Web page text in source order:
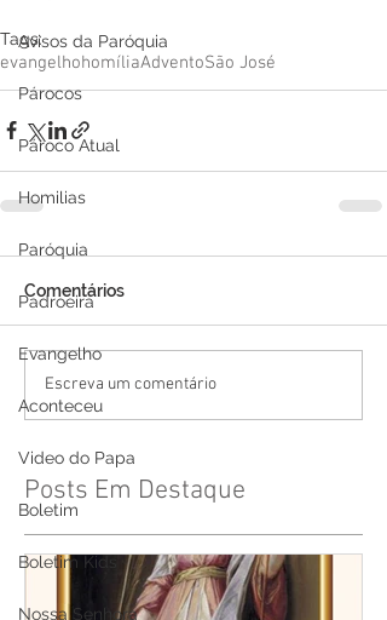
Avisos da Paróquia
Párocos
Pároco Atual
Homilias
Paróquia
Padroeira
Evangelho
Aconteceu
Video do Papa
Boletim
Boletim Kids
Nossa Senhora
Tags:
evangelhohomíliaAdventoSão José
Comentários
Escreva um comentário
Posts Em Destaque